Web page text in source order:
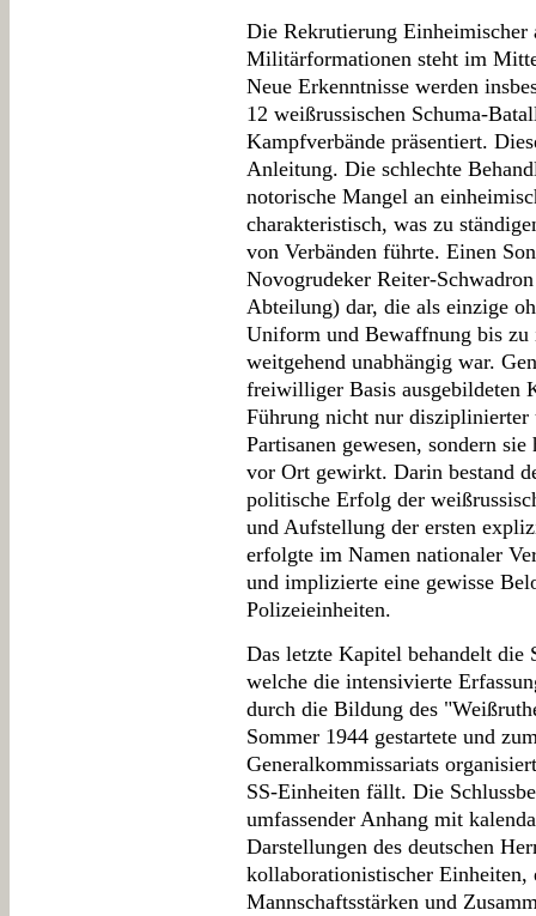
Die Rekrutierung
Militärformationen steht im
Neue Erkenntnisse werden
12 weißrussischen Schuma-
Kampfverbände präsentiert.
Anleitung. Die schlechte
notorische Mangel an
charakteristisch, was zu
von Verbänden führte. Einen
Novogrudeker Reiter-
Abteilung) dar, die als einzige
Uniform und Bewaffnung bis
weitgehend unabhängig war.
freiwilliger Basis ausgebildeten
Führung nicht nur disziplinierter
Partisanen gewesen, sondern
vor Ort gewirkt. Darin bestand
politische Erfolg der
und Aufstellung der ersten
erfolgte im Namen nationaler
und implizierte eine gewisse
Polizeieinheiten.
Das letzte Kapitel behandelt die
welche die intensivierte
durch die Bildung des
Sommer 1944 gestartete und
Generalkommissariats
SS-Einheiten fällt. Die
umfassender Anhang mit
Darstellungen des deutschen
kollaborationistischer Einheiten,
Mannschaftsstärken und